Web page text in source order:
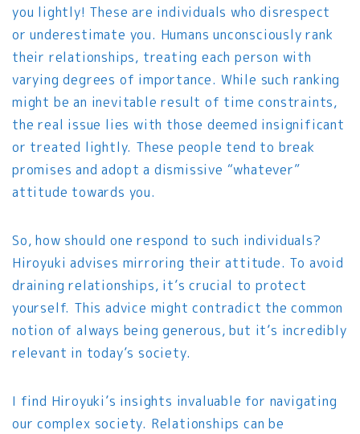
you lightly! These are individuals who disrespect
or underestimate you. Humans unconsciously rank
their relationships, treating each person with
varying degrees of importance. While such ranking
might be an inevitable result of time constraints,
the real issue lies with those deemed insignificant
or treated lightly. These people tend to break
promises and adopt a dismissive “whatever”
attitude towards you.
So, how should one respond to such individuals?
Hiroyuki advises mirroring their attitude. To avoid
draining relationships, it’s crucial to protect
yourself. This advice might contradict the common
notion of always being generous, but it’s incredibly
relevant in today’s society.
I find Hiroyuki’s insights invaluable for navigating
our complex society. Relationships can be